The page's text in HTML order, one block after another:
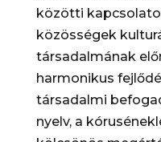
közötti
közösségek
társadalmának
harmonikus
társadalmi
nyelv, a